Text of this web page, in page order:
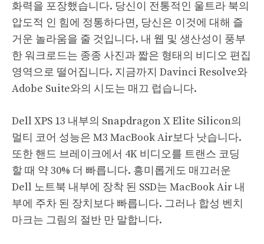
화력을 포장했습니다. 당신이 전통적인 울트라 북의
압도적 인 힘에 정통하다면, 당신은 이것에 대해 즐
거운 놀라움을 줄 것입니다. 내 웹 및 생산성이 풍부
한 워크로드는 종종 사진과 짧은 형태의 비디오 편집
영역으로 떨어집니다. 지금까지 Davinci Resolve와
Adobe Suite와의 시도는 매끄 럽습니다.
Dell XPS 13 내부의 Snapdragon X Elite Silicon의
멀티 코어 성능은 M3 MacBook Air보다 낫습니다.
또한 핸드 브레이크에서 4K 비디오를 트랜스 코딩
할 때 약 30% 더 빠릅니다. 흥미롭게도 매끄러운
Dell 노트북 내부에 장착 된 SSD는 MacBook Air 내
부에 주차 된 장치보다 빠릅니다. 그러나 합성 벤치
마크는 그림의 절반 만 말합니다.